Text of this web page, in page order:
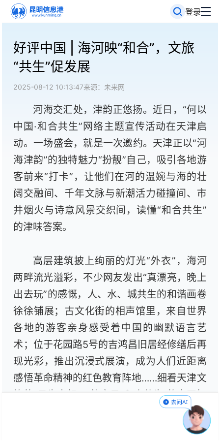
登录
好评中国 | 海河映“和合”，文旅
“共生”促发展
2025-08-12 10:13:47来源：未来网
河海交汇处，津韵正悠扬。近日，“何以
中国·和合共生”网络主题宣传活动在天津启
动。一场盛会，就是一次邀约。天津正以“河
海津韵”的独特魅力“扮靓”自己，吸引各地游
客前来“打卡”，让他们在河的温婉与海的壮
阔交融间、千年文脉与新潮活力碰撞间、市
井烟火与诗意风景交织间，读懂“和合共生”
的津味答案。
高层建筑披上绚丽的灯光“外衣”，海河
两畔流光溢彩，不少网友发出“真漂亮，晚上
出去玩”的感慨，人、水、城共生的和谐画卷
徐徐铺展；古文化街的相声馆里，来自世界
各地的游客亲身感受着中国的幽默语言艺
术；位于花园路5号的吉鸿昌旧居经修缮后再
现光彩，推出沉浸式展演，成为人们近距离
感悟革命精神的红色教育阵地……细看天津文
旅的“风生水起”，能窥见“和合共生”的中国智
慧——自然与人文相依，经典与潮流共舞，
本土与世界相拥，每一处文旅场景都藏着城